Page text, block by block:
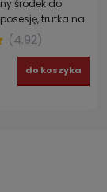
środek do
trutka na
(4.92)
do koszyka